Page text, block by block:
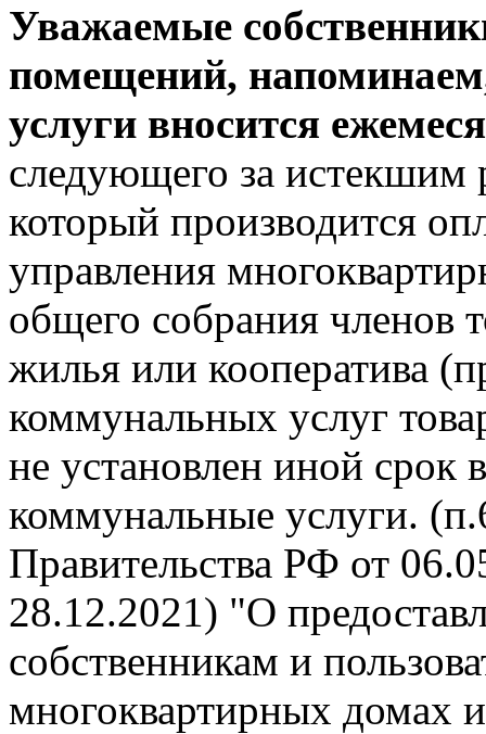
Уважаемые
помещений,
услуги вносится
следующего за истекшим
который производится
управления
общего собрания членов
жилья или кооператива
коммунальных услуг
не установлен иной срок
коммунальные услуги.
Правительства РФ от
28.12.2021) "О
собственникам и
многоквартирных